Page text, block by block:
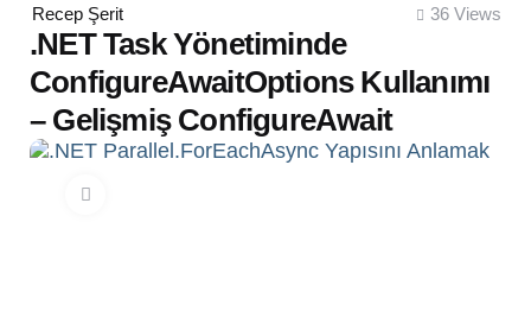
Posted
by
Recep Şerit 36 Views
.NET Task Yönetiminde
ConfigureAwaitOptions Kullanımı
– Gelişmiş ConfigureAwait